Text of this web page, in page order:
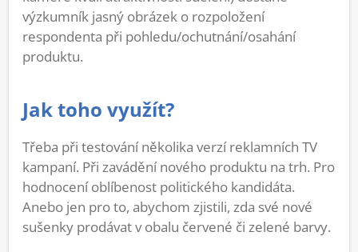
výzkumník jasný obrázek o rozpoložení
respondenta při pohledu/ochutnání/osahání
produktu.
Jak toho využít?
Třeba při testování několika verzí reklamních TV
kampaní. Při zavádění nového produktu na trh. Pro
hodnocení oblíbenost politického kandidáta.
Anebo jen pro to, abychom zjistili, zda své nové
sušenky prodávat v obalu červené či zelené barvy.